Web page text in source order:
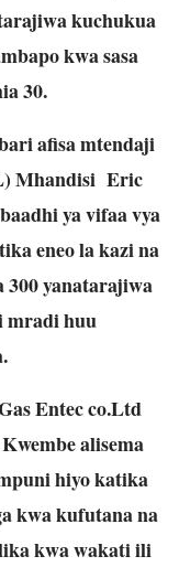
kuchukua
kwa sasa
30.
afisa mtendaji
Mhandisi Eric
ya vifaa vya
eneo la kazi na
yanatarajiwa
mradi huu
Entec co.Ltd
alisema
hiyo katika
kwa kufutana na
kwa wakati ili